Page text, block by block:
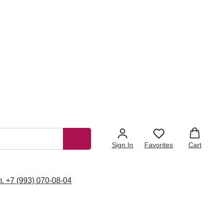
Sign In Favorites Cart
+7 (993) 070-08-04ИГРА